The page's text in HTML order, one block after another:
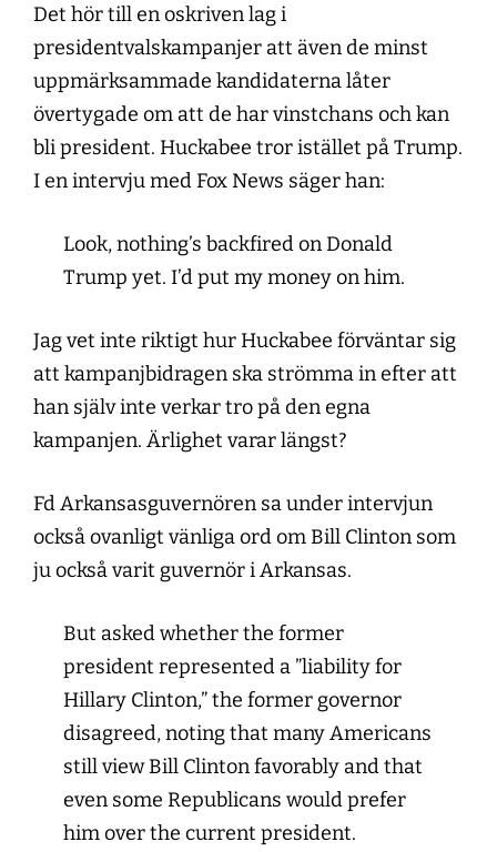
Det hör till en oskriven lag i
presidentvalskampanjer att även de minst
uppmärksammade kandidaterna låter
övertygade om att de har vinstchans och kan
bli president. Huckabee tror istället på Trump.
I en intervju med Fox News säger han:
Look, nothing’s backfired on Donald
Trump yet. I’d put my money on him.
Jag vet inte riktigt hur Huckabee förväntar sig
att kampanjbidragen ska strömma in efter att
han själv inte verkar tro på den egna
kampanjen. Ärlighet varar längst?
Fd Arkansasguvernören sa under intervjun
också ovanligt vänliga ord om Bill Clinton som
ju också varit guvernör i Arkansas.
But asked whether the former
president represented a ”liability for
Hillary Clinton,” the former governor
disagreed, noting that many Americans
still view Bill Clinton favorably and that
even some Republicans would prefer
him over the current president.